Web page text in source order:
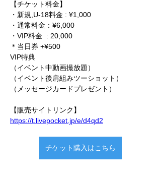
【チケット料金】
・新規,U-18料金 : ¥1,000
・通常料金：¥6,000
・VIP料金  : 20,000
＊当日券 +¥500
VIP特典
（イベント中動画撮放題）
（イベント後肩組みツーショット）
（メッセージカードプレゼント）
【販売サイトリンク】
https://t.livepocket.jp/e/d4qd2
チケット購入はこちら